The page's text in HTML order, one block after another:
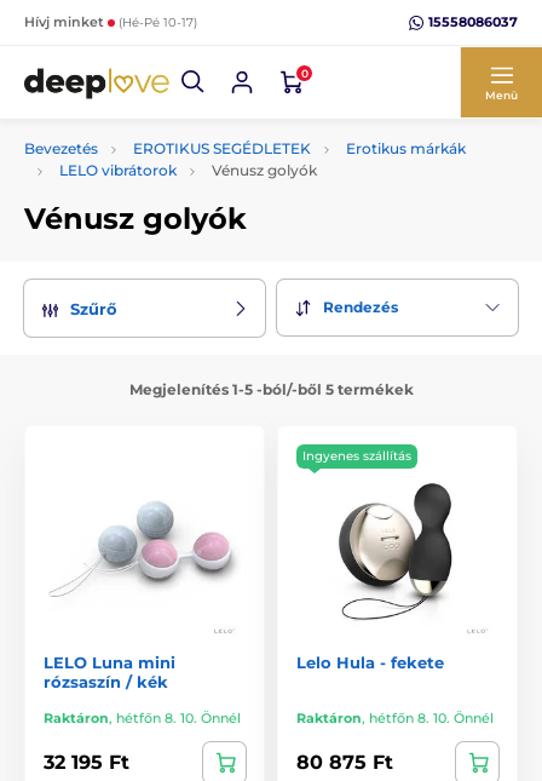
Hívj minket (Hé-Pé 10-17) 15558086037
0
Menü
Bevezetés EROTIKUS SEGÉDLETEK
Erotikus márkák
LELO vibrátorok
Vénusz golyók
Vénusz golyók
Szűrő Rendezés
Megjelenítés 1-5 -ból/-ből 5 termékek
LELO Luna mini
rózsaszín / kék
Raktáron, hétfőn 8. 10. Önnél
32 195 Ft
Ingyenes szállítás
Lelo Hula - fekete
Raktáron, hétfőn 8. 10. Önnél
80 875 Ft